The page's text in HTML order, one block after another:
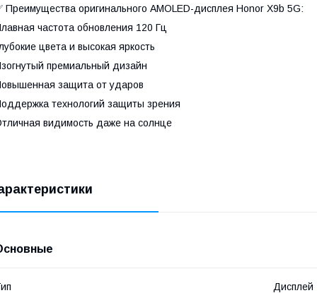
Преимущества оригинального AMOLED-дисплея Honor X9b 5G:
частота обновления 120 Гц
цвета и высокая яркость
премиальный дизайн
защита от ударов
технологий защиты зрения
видимость даже на солнце
Дисплей